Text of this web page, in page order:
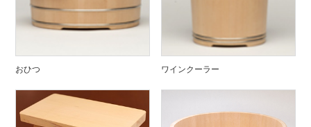
おひつ ワインクーラー